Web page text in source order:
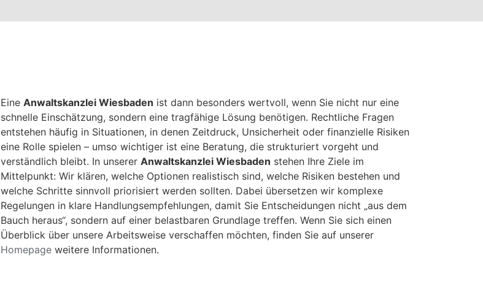
Eine Anwaltskanzlei Wiesbaden ist dann besonders wertvoll, wenn Sie nicht nur eine
schnelle Einschätzung, sondern eine tragfähige Lösung benötigen. Rechtliche Fragen
entstehen häufig in Situationen, in denen Zeitdruck, Unsicherheit oder finanzielle Risiken
eine Rolle spielen – umso wichtiger ist eine Beratung, die strukturiert vorgeht und
verständlich bleibt. In unserer Anwaltskanzlei Wiesbaden stehen Ihre Ziele im
Mittelpunkt: Wir klären, welche Optionen realistisch sind, welche Risiken bestehen und
welche Schritte sinnvoll priorisiert werden sollten. Dabei übersetzen wir komplexe
Regelungen in klare Handlungsempfehlungen, damit Sie Entscheidungen nicht „aus dem
Bauch heraus“, sondern auf einer belastbaren Grundlage treffen. Wenn Sie sich einen
Überblick über unsere Arbeitsweise verschaffen möchten, finden Sie auf unserer
Homepage weitere Informationen.